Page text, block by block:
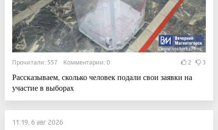
Прочитали: 557 Комментарии: 0 2 3
Рассказываем, сколько человек подали свои заявки на
участие в выборах
11:19, 6 авг 2026